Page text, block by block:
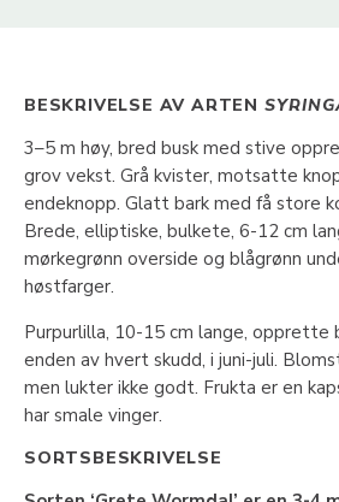
BESKRIVELSE AV ARTEN
3–5 m høy, bred busk med stive
grov vekst. Grå kvister, motsatte
endeknopp. Glatt bark med få store
Brede, elliptiske, bulkete, 6-12 cm
mørkegrønn overside og blågrønn
høstfarger.
Purpurlilla, 10-15 cm lange,
enden av hvert skudd, i juni-juli.
men lukter ikke godt. Frukta er en
har smale vinger.
SORTSBESKRIVELSE